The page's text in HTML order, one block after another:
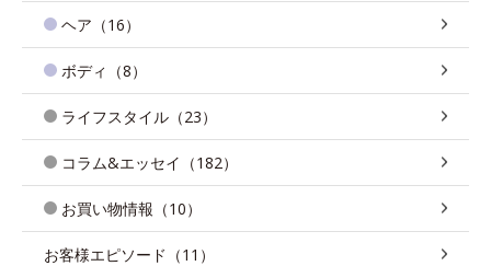
ヘア（16）
ボディ（8）
ライフスタイル（23）
コラム&エッセイ（182）
お買い物情報（10）
お客様エピソード（11）